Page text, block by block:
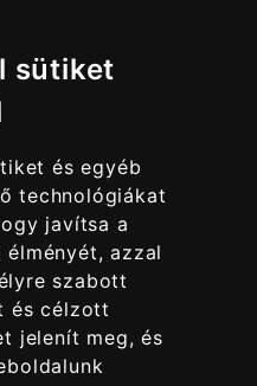
sütiket
és egyéb
technológiákat
javítsa a
élményét, azzal
szabott
és célzott
jelenít meg, és
SEGÍTIK